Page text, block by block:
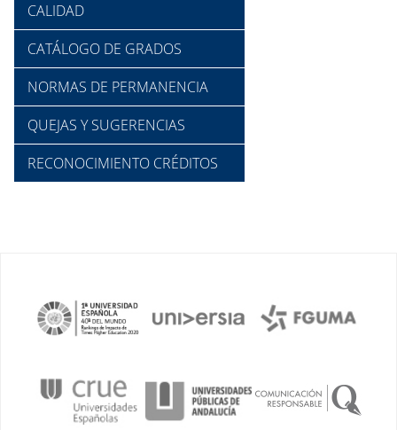
CALIDAD
CATÁLOGO DE GRADOS
NORMAS DE PERMANENCIA
QUEJAS Y SUGERENCIAS
RECONOCIMIENTO CRÉDITOS